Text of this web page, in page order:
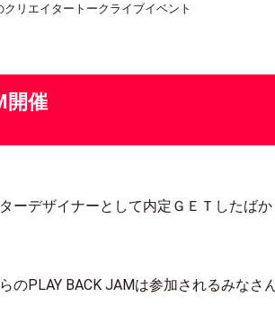
リエイタートークライブイベント
開催
ーデザイナーとして内定ＧＥＴしたば
のPLAY BACK JAMは参加されるみなさ